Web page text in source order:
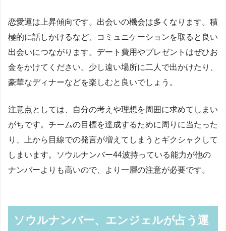
恋愛運は上昇傾向です。出会いの機会は多くなります。積
極的に話しかけるなど、コミュニケーションを取ると良い
出会いにつながります。デート費用やプレゼントはぜひお
金をかけてください。少し遠い場所に二人で出かけたり、
豪華なディナーなどを楽しむと良いでしょう。
注意点としては、自分の考えや理想を周囲に求めてしまい
がちです。チームの目標を達成するために周りに当たった
り、上から目線での発言が増えてしまうとギクシャクして
しまいます。ソウルナンバー44波持っている能力が他の
ナンバーよりも高いので、より一層の注意が必要です。
ソウルナンバー、エンジェルが占う運